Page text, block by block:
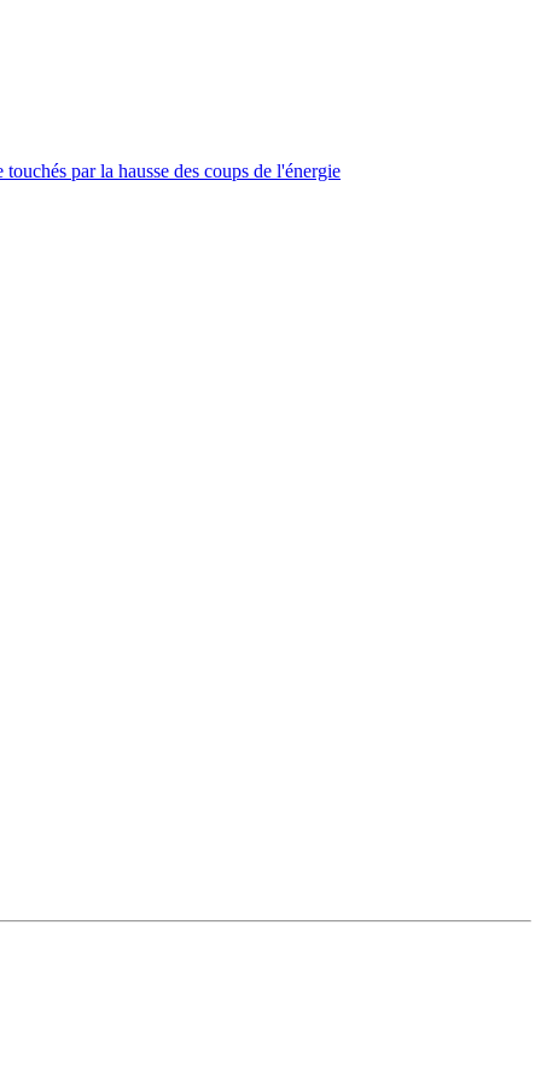
par la hausse des coups de l'énergie